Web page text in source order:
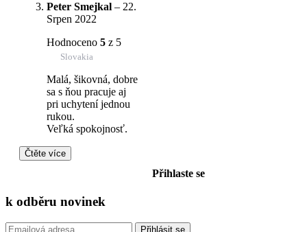
Peter Smejkal – 22.
Srpen 2022
Hodnoceno 5 z 5
Slovakia
Malá, šikovná, dobre
sa s ňou pracuje aj
pri uchytení jednou
rukou.
Veľká spokojnosť.
Čtěte více
Přihlaste se
k odběru novinek